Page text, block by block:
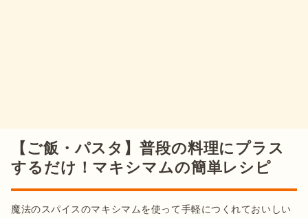
【ご飯・パスタ】普段の料理にプラス
するだけ！マキシマムの簡単レシピ
魔法のスパイスのマキシマムを使って手軽につくれておいしい